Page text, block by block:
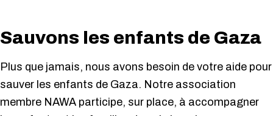
Sauvons les enfants de Gaza
Plus que jamais, nous avons besoin de votre aide pour
sauver les enfants de Gaza. Notre association
membre NAWA participe, sur place, à accompagner